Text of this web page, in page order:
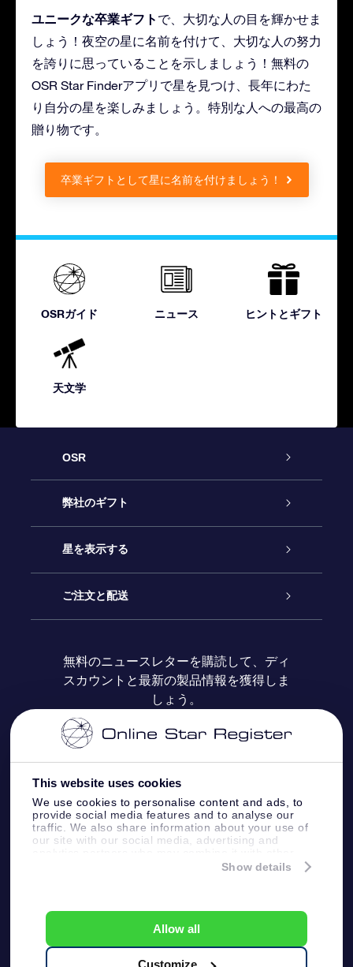
This website uses cookies
We use cookies to personalise content and ads, to
provide social media features and to analyse our
traffic. We also share information about your use of
our site with our social media, advertising and
information that you’ve provided to them or that
Show details
Allow all
Customize
ユニークな卒業ギフト で、大切な人の目を輝かせま
しょう！夜空の星に名前を付けて、大切な人の努力
を誇りに思っていることを示しましょう！無料の
OSR Star Finderアプリで星を見つけ、長年にわた
り自分の星を楽しみましょう。特別な人への最高の
贈り物です。
卒業ギフトとして星に名前を付けましょう！
OSRガイド ニュース ヒントとギフト
天文学
OSR
カスタマーサービス
お問い合わせ
ブログ
レビュー
弊社のギフト
Online Starギフト
OSRギフトパック
OSR ギフトカード
法人ギフト
星を表示する
星の登録
カスタマイズされたStar Page
One Million Stars
OSR Starsaver
星間飛行VRアプリ
ご注文と配送
お支払いに関する情報
配送に関する情報
返品ポリシ
星座
無料のニュースレターを購読して、ディ
スカウントと最新の製品情報を獲得しま
しょう。
カスタマーサービス: